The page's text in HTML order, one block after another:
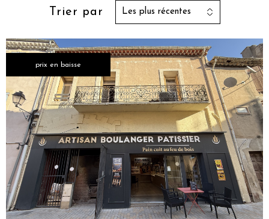
Trier par Les plus récentes
prix en baisse